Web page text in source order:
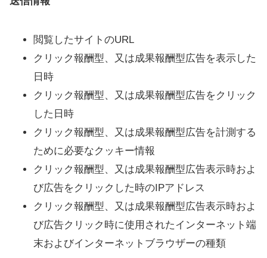
閲覧したサイトのURL
クリック報酬型、又は成果報酬型広告を表示した
日時
クリック報酬型、又は成果報酬型広告をクリック
した日時
クリック報酬型、又は成果報酬型広告を計測する
ために必要なクッキー情報
クリック報酬型、又は成果報酬型広告表示時およ
び広告をクリックした時のIPアドレス
クリック報酬型、又は成果報酬型広告表示時およ
び広告クリック時に使用されたインターネット端
末およびインターネットブラウザーの種類